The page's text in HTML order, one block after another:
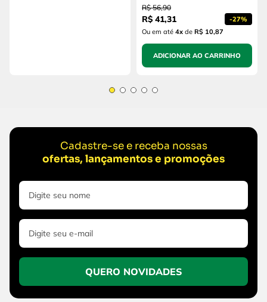
R$ 56,90
R$ 41,31 -27%
Ou em até 4x de R$ 10,87
ADICIONAR AO CARRINHO
Cadastre-se e receba nossas
ofertas, lançamentos e promoções
QUERO NOVIDADES